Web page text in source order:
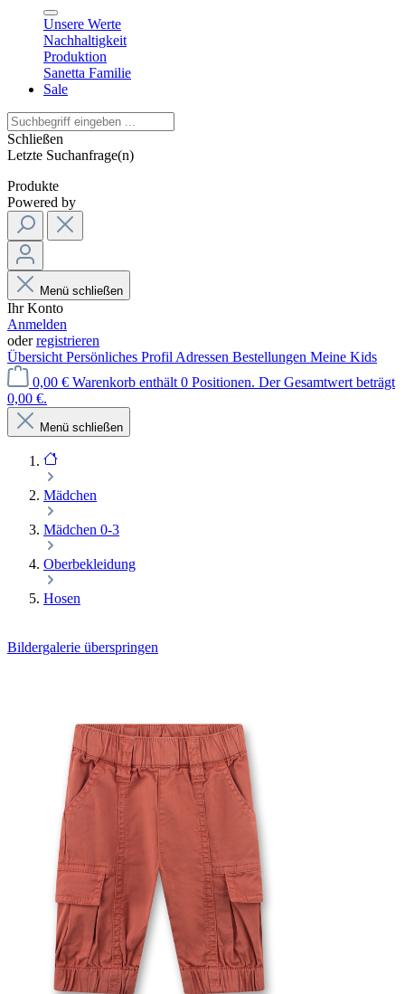
Unsere Werte
Nachhaltigkeit
Produktion
Sanetta Familie
Sale
Schließen
Letzte Suchanfrage(n)
Produkte
Powered by
Menü schließen
Ihr Konto
Anmelden
oderregistrieren
Übersicht Persönliches Profil Adressen Bestellungen Meine Kids
0,00 € Warenkorb enthält 0 Positionen. Der Gesamtwert beträgt
0,00 €.
Menü schließen
Mädchen
Mädchen 0-3
Oberbekleidung
Hosen
Bildergalerie überspringen